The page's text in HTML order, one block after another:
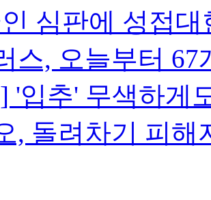
심판에 성접대
스, 오늘부터 67
'입추' 무색하게
, 돌려차기 피해